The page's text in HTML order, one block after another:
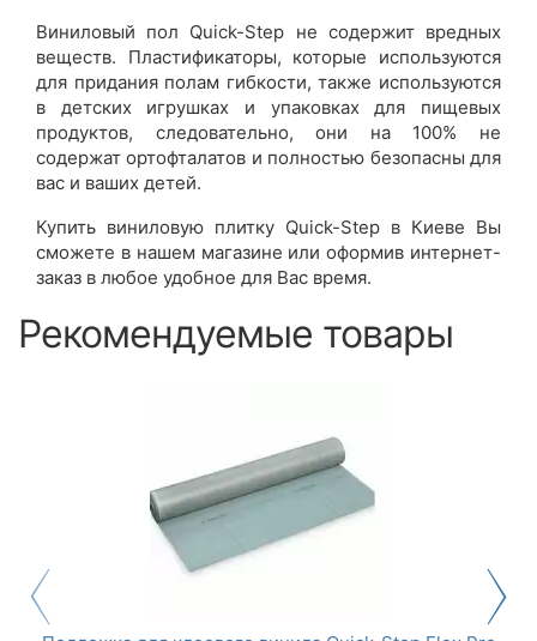
Виниловый пол Quick-Step не содержит вредных
веществ. Пластификаторы, которые используются
для придания полам гибкости, также используются
в детских игрушках и упаковках для пищевых
продуктов, следовательно, они на 100% не
содержат ортофталатов и полностью безопасны для
вас и ваших детей.
Купить виниловую плитку Quick-Step в Киеве Вы
сможете в нашем магазине или оформив интернет-
заказ в любое удобное для Вас время.
Рекомендуемые товары